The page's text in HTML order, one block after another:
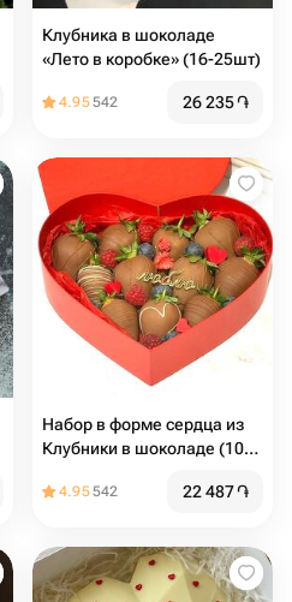
Клубника в шоколаде
«Лето в коробке» (16-25шт)
4.95542 26 235֏
Набор в форме сердца из
Клубники в шоколаде (10-
4.95542 22 487֏